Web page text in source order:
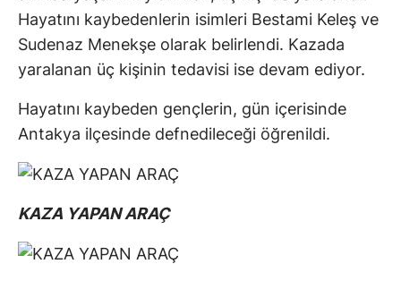
Hayatını kaybedenlerin isimleri Bestami Keleş ve
Sudenaz Menekşe olarak belirlendi. Kazada
yaralanan üç kişinin tedavisi ise devam ediyor.
Hayatını kaybeden gençlerin, gün içerisinde
Antakya ilçesinde defnedileceği öğrenildi.
KAZA YAPAN ARAÇ